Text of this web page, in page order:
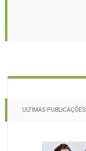
ULTIMAS PUBLICAÇÕES